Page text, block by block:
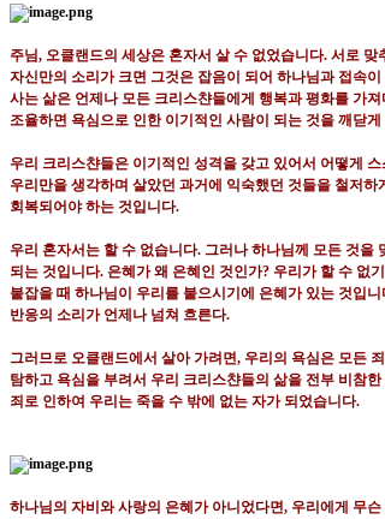
주님, 오클랜드의 세상은 혼자서 살 수 없었습니다. 서로 맞
자신만의 소리가 크면 그것은 잡음이 되어 하나님과 접속
사는 삶은 언제나 모든 크리스챤들에게 행복과 평화를 가
조율하면 욕심으로 인한 이기적인 사람이 되는 것을 깨닫게
우리 크리스챤들은 이기적인 성격을 갖고 있어서 어떻게
우리만을 생각하며 살았던 과거에 익숙했던 것들을 철저
회복되어야 하는 것입니다.
우리 혼자서는 할 수 없습니다. 그러나 하나님께 모든 것을
되는 것입니다. 은혜가 왜 은혜인 것인가? 우리가 할 수 없
붙잡을 때 하나님이 우리를 붙으시기에 은혜가 있는 것입니
반응의 소리가 언제나 넘쳐 흐른다.
그러므로 오클랜드에서 살아 가려면, 우리의 욕심은 모든
탐하고 욕심을 부려서 우리 크리스챤들의 삶을 전부 비참
죄로 인하여 우리는 죽을 수 밖에 없는 자가 되었습니다.
하나님의 자비와 사랑의 은혜가 아니었다면, 우리에게 무